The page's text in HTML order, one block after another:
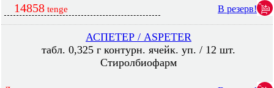
14858 tenge В резерв!
АСПЕТЕР / ASPETER
табл. 0,325 г контурн. ячейк. уп. / 12 шт.
Стиролбиофарм